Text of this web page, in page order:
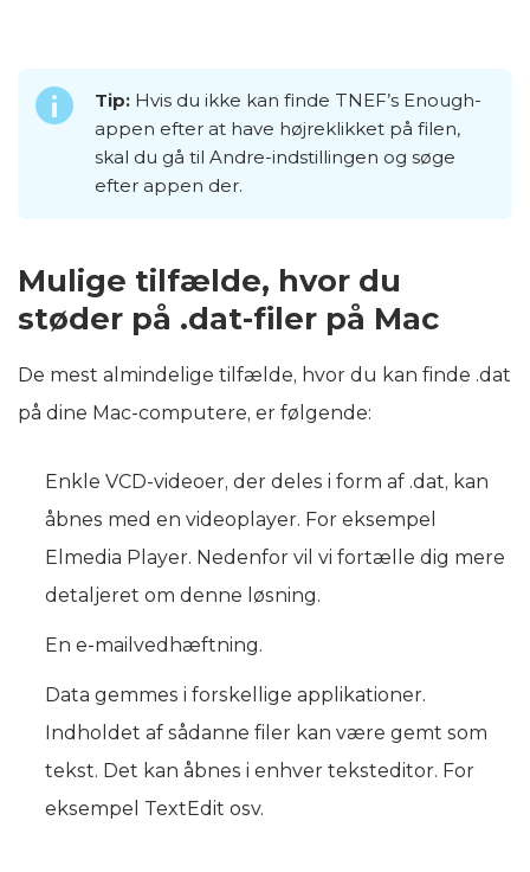
Tip: Hvis du ikke kan finde TNEF’s Enough-
appen efter at have højreklikket på filen,
skal du gå til Andre-indstillingen og søge
efter appen der.
Mulige tilfælde, hvor du
støder på .dat-filer på Mac
De mest almindelige tilfælde, hvor du kan finde .dat
på dine Mac-computere, er følgende:
Enkle VCD-videoer, der deles i form af .dat, kan
åbnes med en videoplayer. For eksempel
Elmedia Player. Nedenfor vil vi fortælle dig mere
detaljeret om denne løsning.
En e-mailvedhæftning.
Data gemmes i forskellige applikationer.
Indholdet af sådanne filer kan være gemt som
tekst. Det kan åbnes i enhver teksteditor. For
eksempel TextEdit osv.